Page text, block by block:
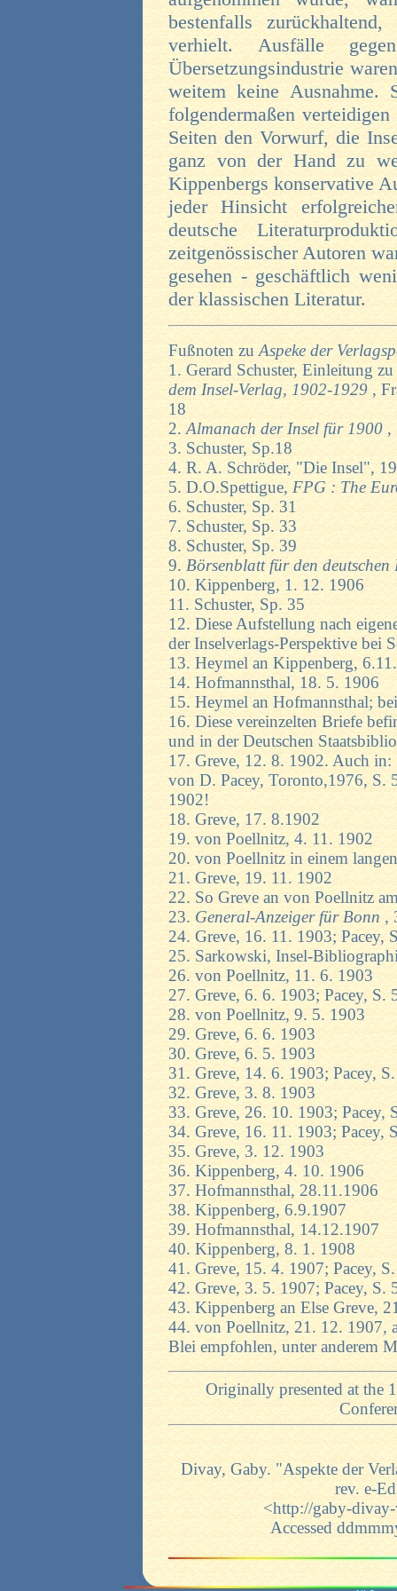
bestenfalls zurückhaltend,
verhielt. Ausfälle
Übersetzungsindustrie
weitem keine Ausnahme.
folgendermaßen
Seiten den Vorwurf, die
ganz von der Hand zu
Kippenbergs konservative
jeder Hinsicht
deutsche
zeitgenössischer Autoren
gesehen - geschäftlich
der klassischen Literatur.
Fußnoten zu Aspeke der
1. Gerard Schuster, Einleitung zu
dem Insel-Verlag, 1902-1929 ,
18
2. Almanach der Insel für 1900,
3. Schuster, Sp.18
4. R. A. Schröder, "Die Insel",
5. D.O.Spettigue, FPG : The
6. Schuster, Sp. 31
7. Schuster, Sp. 33
8. Schuster, Sp. 39
9.Börsenblatt für den
10. Kippenberg, 1. 12. 1906
11. Schuster, Sp. 35
12. Diese Aufstellung nach
der Inselverlags-Perspektive bei
13. Heymel an Kippenberg,
14. Hofmannsthal, 18. 5. 1906
15. Heymel an Hofmannsthal;
16. Diese vereinzelten Briefe
und in der Deutschen
17. Greve, 12. 8. 1902. Auch in:
von D. Pacey, Toronto,1976, S.
1902!
18. Greve, 17. 8.1902
19. von Poellnitz, 4. 11. 1902
20. von Poellnitz in einem
21. Greve, 19. 11. 1902
22. So Greve an von Poellnitz
23. General-Anzeiger für Bonn,
24. Greve, 16. 11. 1903; Pacey,
25. Sarkowski, Insel-
26. von Poellnitz, 11. 6. 1903
27. Greve, 6. 6. 1903; Pacey, S.
28. von Poellnitz, 9. 5. 1903
29. Greve, 6. 6. 1903
30. Greve, 6. 5. 1903
31. Greve, 14. 6. 1903; Pacey,
32. Greve, 3. 8. 1903
33. Greve, 26. 10. 1903; Pacey,
34. Greve, 16. 11. 1903; Pacey,
35. Greve, 3. 12. 1903
36. Kippenberg, 4. 10. 1906
37. Hofmannsthal, 28.11.1906
38. Kippenberg, 6.9.1907
39. Hofmannsthal, 14.12.1907
40. Kippenberg, 8. 1. 1908
41. Greve, 15. 4. 1907; Pacey,
42. Greve, 3. 5. 1907; Pacey, S.
43. Kippenberg an Else Greve,
44. von Poellnitz, 21. 12. 1907,
Blei empfohlen, unter anderem
Originally presented at the
Divay, Gaby. "Aspekte der
rev. e-
<http://gaby-
Accessed